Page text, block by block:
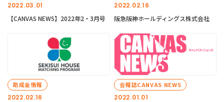
2022.03.01
【CANVAS NEWS】2022年2・3月号
2022.02.16
阪急阪神ホールディングス株式会社
2022.02.16
助成金情報
2022.01.01
会報誌CANVAS NEWS